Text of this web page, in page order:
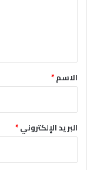
*الاسم*
البريد الإلكتروني*